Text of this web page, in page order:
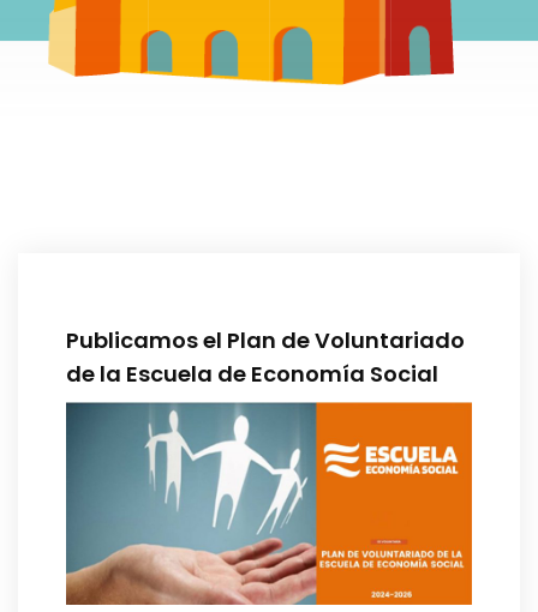
Publicamos el Plan de Voluntariado
de la Escuela de Economía Social